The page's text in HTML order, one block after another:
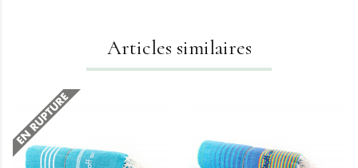
Articles similaires